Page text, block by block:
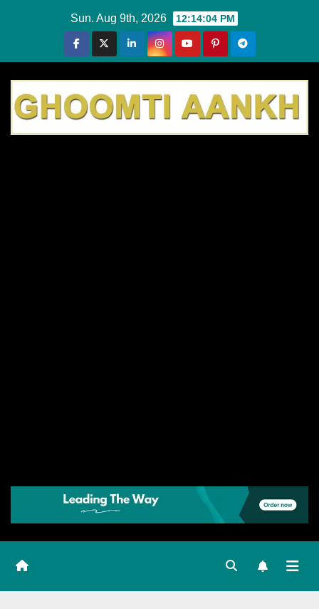
Sun. Aug 9th, 2026 12:14:05 PM